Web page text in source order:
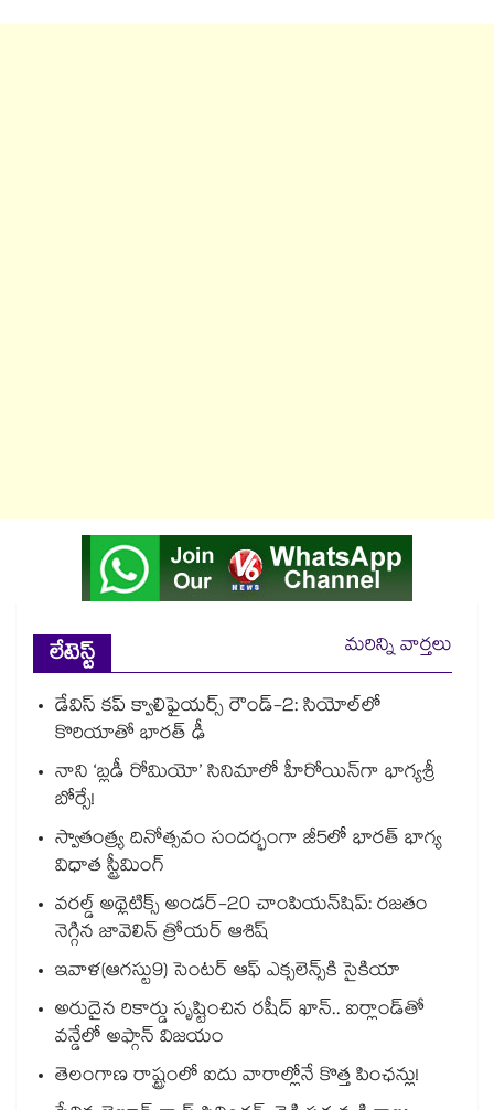
లేటెస్ట్
మరిన్ని వార్తలు
డేవిస్ కప్ క్వాలిఫైయర్స్ రౌండ్-2: సియోల్‌లో
కొరియాతో భారత్ ఢీ
నాని ‘బ్లడీ రోమియో’ సినిమాలో హీరోయిన్‌గా భాగ్యశ్రీ
బోర్సే!
స్వాతంత్ర్య దినోత్సవం సందర్భంగా జీ5లో భారత్ భాగ్య
విధాత స్ట్రీమింగ్
వరల్డ్ అథ్లెటిక్స్ అండర్-20 చాంపియన్‌షిప్: రజతం
నెగ్గిన జావెలిన్ త్రోయర్ ఆశిష్
ఇవాళ(ఆగస్టు9) సెంటర్‌‌ ఆఫ్‌‌ ఎక్సలెన్స్‌‌కి సైకియా
అరుదైన రికార్డు సృష్టించిన రషీద్ ఖాన్.. ఐర్లాండ్‌తో
వన్డేలో అఫ్గాన్ విజయం
తెలంగాణ రాష్ట్రంలో ఐదు వారాల్లోనే కొత్త పింఛన్లు!